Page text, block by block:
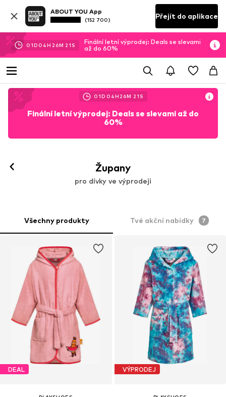
ABOUT YOU App
(152 700) Přejít do aplikace
01D 04H 26M 19 S
Finální letní výprodej: Deals se slevami
až do 60%
01D 04H 26M 19 S
Finální letní výprodej: Deals se slevami až do
60%
Župany
pro dívky ve výprodeji
Všechny produkty Tvé akční nabídky 7
DEAL VÝPRODEJ